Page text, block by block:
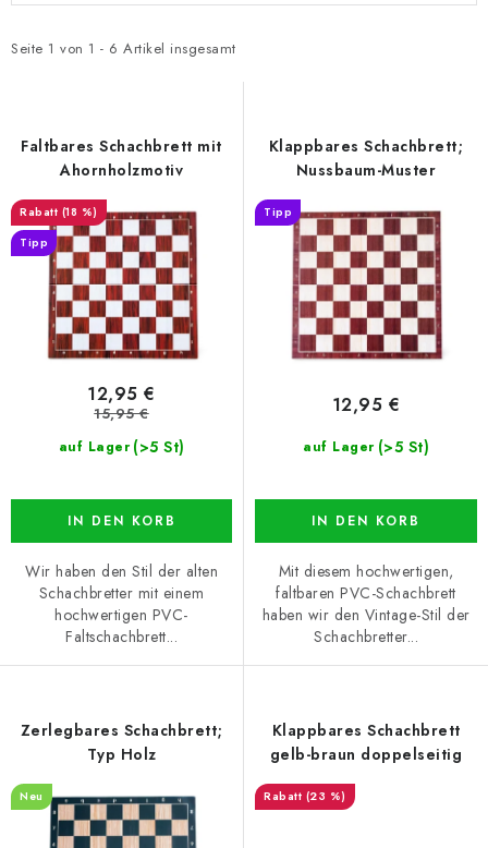
t
e
P
r
o
Seite 1 von 1 - 6 Artikel insgesamt
d
o
r
t
Faltbares Schachbrett mit
Ahornholzmotiv
(18 %)
Tipp
auf Lager (>5 St)
12,95 €
15,95 €
IN DEN KORB
Wir haben den Stil der alten
Schachbretter mit einem
hochwertigen PVC-
Faltschachbrett...
Klappbares Schachbrett;
Nussbaum-Muster
Tipp
auf Lager (>5 St)
12,95 €
IN DEN KORB
Mit diesem hochwertigen,
faltbaren PVC-Schachbrett
haben wir den Vintage-Stil der
Schachbretter...
Zerlegbares Schachbrett;
Typ Holz
Neu
Klappbares Schachbrett
gelb-braun doppelseitig
(23 %)